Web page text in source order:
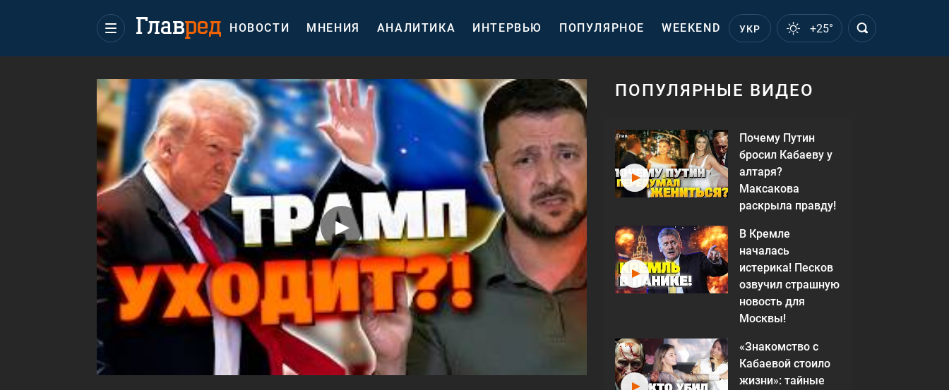
НОВОСТИ МНЕНИЯ АНАЛИТИКА ИНТЕРВЬЮ ПОПУЛЯРНОЕ WEEKEND УКР +25°
ПОПУЛЯРНЫЕ ВИДЕО
Почему Путин
бросил Кабаеву у
алтаря?
Максакова
раскрыла правду!
В Кремле
началась
истерика! Песков
озвучил страшную
новость для
Москвы!
«Знакомство с
Кабаевой стоило
жизни»: тайные